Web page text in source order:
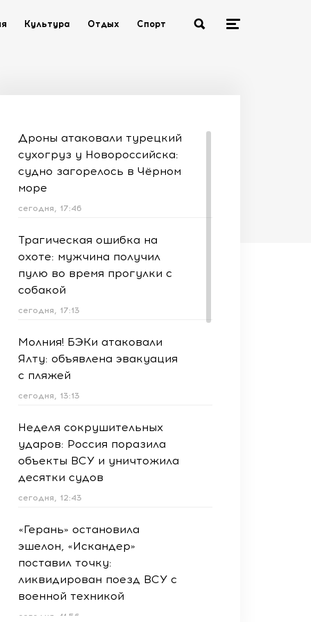
Культура Отдых Спорт
Дроны атаковали турецкий
сухогруз у Новороссийска:
судно загорелось в Чёрном
море
сегодня, 17:46
Трагическая ошибка на
охоте: мужчина получил
пулю во время прогулки с
собакой
сегодня, 17:13
Молния! БЭКи атаковали
Ялту: объявлена эвакуация
с пляжей
сегодня, 13:13
Неделя сокрушительных
ударов: Россия поразила
объекты ВСУ и уничтожила
десятки судов
сегодня, 12:43
«Герань» остановила
эшелон, «Искандер»
поставил точку:
ликвидирован поезд ВСУ с
военной техникой
сегодня, 11:56